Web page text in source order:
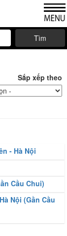
Tìm
Sắp xếp theo
- Hà Nội
Cầu Chui)
Nội (Gần Cầu